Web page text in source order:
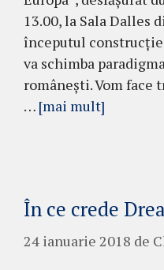
13.00, la Sala Dalles
începutul
va schimba
românești. Vom face
… [mai mult]
În ce crede
24 ianuarie 2018 de